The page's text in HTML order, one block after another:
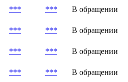
*** ***
В обращении
*** ***
В обращении
*** ***
В обращении
*** ***
В обращении